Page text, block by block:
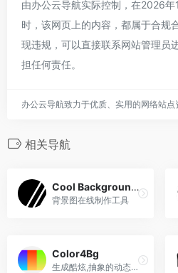
由办公云导航实际控制，在2026
时，该网页上的内容，都属于合规
现违规，可以直接联系网站管理员
担任何责任。
办公云导航致力于优质、实用的网络站点
相关导航
Cool Backgrounds
背景图在线制作工具
Color4Bg
生成酷炫,抽象的动态背景工具,提供了丰富的背景模板，包括渐变背景、几何图形、自然景观等多种风格